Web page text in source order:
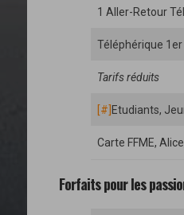
1 Aller-Retour
Téléphérique
Tarifs réduits
[#] Etudiants,
Carte FFME,
Forfaits pour les